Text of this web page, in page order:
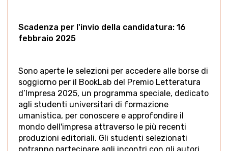
Scadenza per l'invio della candidatura: 16
febbraio 2025
Sono aperte le selezioni per accedere alle borse di
soggiorno per il BookLab del Premio Letteratura
d’Impresa 2025, un programma speciale, dedicato
agli studenti universitari di formazione
umanistica, per conoscere e approfondire il
mondo dell'impresa attraverso le più recenti
produzioni editoriali. Gli studenti selezionati